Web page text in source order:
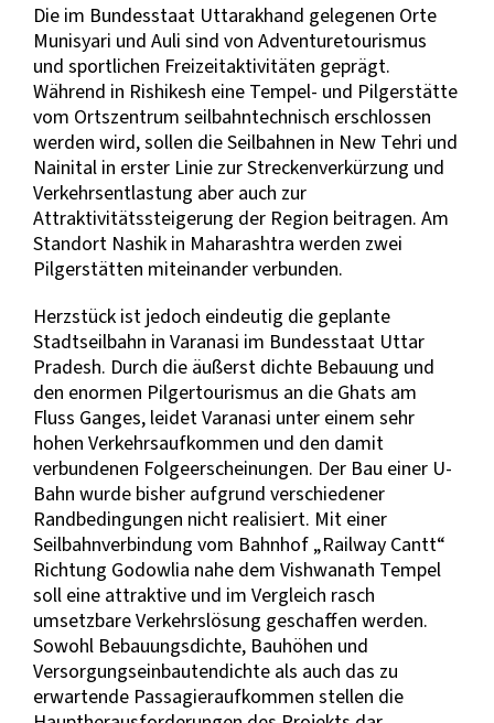
Die im Bundesstaat Uttarakhand gelegenen Orte
Munisyari und Auli sind von Adventuretourismus
und sportlichen Freizeitaktivitäten geprägt.
Während in Rishikesh eine Tempel- und Pilgerstätte
vom Ortszentrum seilbahntechnisch erschlossen
werden wird, sollen die Seilbahnen in New Tehri und
Nainital in erster Linie zur Streckenverkürzung und
Verkehrsentlastung aber auch zur
Attraktivitätssteigerung der Region beitragen. Am
Standort Nashik in Maharashtra werden zwei
Pilgerstätten miteinander verbunden.
Herzstück ist jedoch eindeutig die geplante
Stadtseilbahn in Varanasi im Bundesstaat Uttar
Pradesh. Durch die äußerst dichte Bebauung und
den enormen Pilgertourismus an die Ghats am
Fluss Ganges, leidet Varanasi unter einem sehr
hohen Verkehrsaufkommen und den damit
verbundenen Folgeerscheinungen. Der Bau einer U-
Bahn wurde bisher aufgrund verschiedener
Randbedingungen nicht realisiert. Mit einer
Seilbahnverbindung vom Bahnhof „Railway Cantt“
Richtung Godowlia nahe dem Vishwanath Tempel
soll eine attraktive und im Vergleich rasch
umsetzbare Verkehrslösung geschaffen werden.
Sowohl Bebauungsdichte, Bauhöhen und
Versorgungseinbautendichte als auch das zu
erwartende Passagieraufkommen stellen die